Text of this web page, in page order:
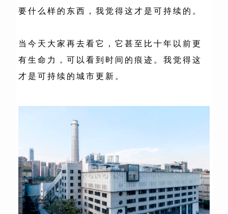
要什么样的东西，我觉得这才是可持续的。
当今天大家再去看它，它 甚至比十年以前更
有生命力
，可以 看到时间的痕迹。 我觉得这
才是可持续的城市更新。